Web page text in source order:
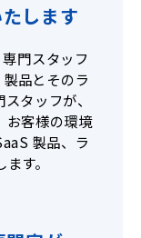
します
門スタッフ
品とそのラ
タッフが、
お客様の環境
製品、ラ
す。